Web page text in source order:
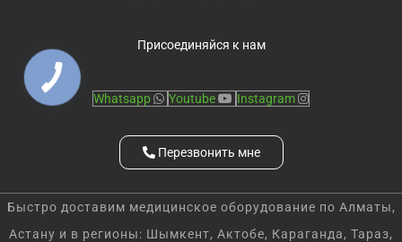
Присоединяйся к нам
Whatsapp Youtube Instagram
Перезвонить мне
Быстро доставим медицинское оборудование по Алматы,
Астану и в регионы: Шымкент, Актобе, Караганда, Тараз,